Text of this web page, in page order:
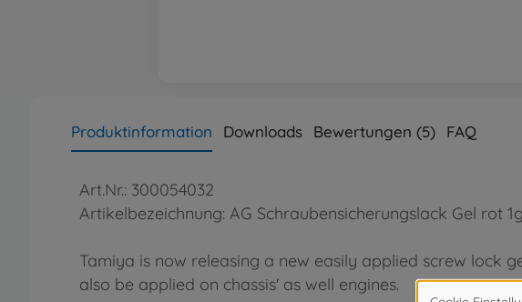
Produktinformation Downloads Bewertungen (5) FAQ
Art.Nr.: 300054032
Artikelbezeichnung: AG Schraubensicherungslack Gel rot 1g
Tamiya is now releasing a new easily applied screw lock
also be applied on chassis' as well engines.